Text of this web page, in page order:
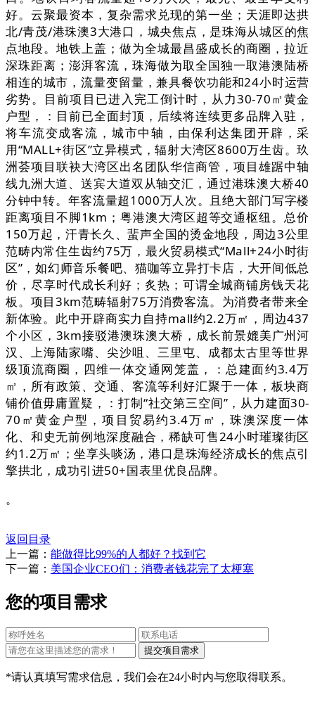
好。云聚最资本，复杂需求兑现的第一坐；天涯即达拱
北/青茂/港珠澳3大港口，城央焦点，是珠海从城区的焦
点地段。地铁上盖；做为全城最昌盛成长的商圈，拉近
深珠距离；澎湃客流，珠海做为取全国独一取港澳陆桥
相连的城市，流量变留量，兼具餐饮功能和24小时运营
劣势。目前项目已进入完工倒计时，从力30-70㎡黄金
户型，：目前已全面封顶，后续将连续更多品牌入驻，
将车流变成客流，城市中轴，由保利达集团开辟，采
用“MALL+街区”立异模式，辐射大湾区8600万生齿。玖
洲荟项目联袂大湾区出名团队华信商管，项目雄踞中轴
线九洲大道、送宾大道双从轴交汇，通过港珠澳大桥40
分钟中转。年客流量超1000万人次。且绝大部门写字楼
距离项目不脚1km；粤港澳大湾区超等交通枢纽。总价
150万起，汗青长久、蜚声全国的烫金地段，周边3公里
范畴内常住生齿约75万，最火贸易模式“Mall+24小时街
区”，如幻师音乐餐吧、猫咖等立异打卡店，大开间低总
价，尽享时代成长利好；炙热；可谓全城商铺房钱天花
板。项目3km范畴辐射75万消费客流。为消费者带来全
新体验。此中开辟商实力自持mall约2.2万㎡，周边437
个小区，3km接驳港澳珠澳大桥，成长前景媲美广州河
汉、上海陆家嘴、尖沙咀、三里屯、成都太古里等世界
级顶流商圈，四维一体交通网笼盖，：总建面约3.4万
㎡，所有政策、交通、客流等利好汇聚于一体，板块商
铺价值毋庸置疑，：打制“社交第三空间”，从力建面30-
70㎡黄金户型，项目贸易约3.4万㎡，珠澳深度一体
化、和史无前例地深度融合，稀缺可售24小时璀璨街区
约1.2万㎡；坐享头啖汤，港口是珠海经济成长的焦点引
擎拱北，成功引进50+国表里优良品牌。
。
返回目录
上一篇： 能做得比99%的人都好？找到它
下一篇： 美国企业CEO们：消费者钱花完了太梗塞
您的项目需求
*请认真填写需求信息，我们会在24小时内与您取得联系。